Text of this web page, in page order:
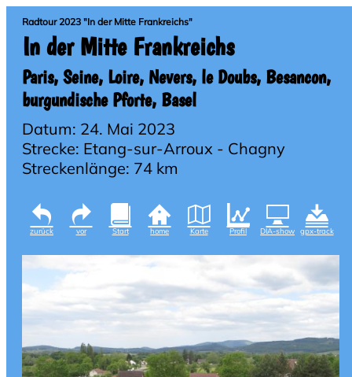
Radtour 2023 "In der Mitte Frankreichs"
In der Mitte Frankreichs
Paris, Seine, Loire, Nevers, le Doubs, Besancon,
burgundische Pforte, Basel
Datum: 24. Mai 2023
Strecke: Etang-sur-Arroux - Chagny
Streckenlänge: 74 km
zurück vor Start home Karte Profil DIA-show gpx-track